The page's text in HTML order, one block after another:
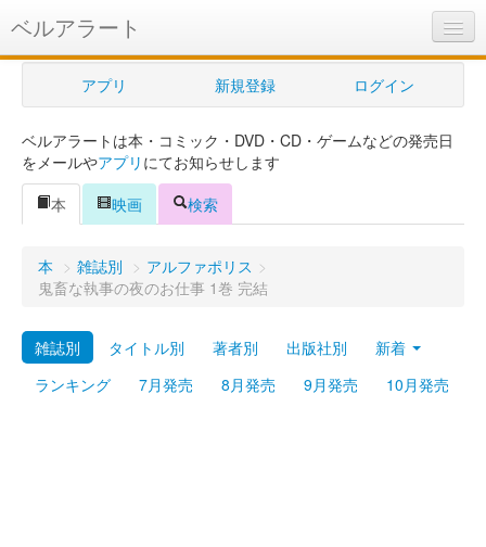
ベルアラート
ベルアラートとは
ヘルプ
新規登録
ログイン
購入管理
Myシェルフ
プレミアム
アプリ 新規登録 ログイン
ベルアラートは本・コミック・DVD・CD・ゲームなどの発売日
をメールやアプリ にてお知らせします
本
映画 検索
本 > 雑誌別 > アルファポリス >
鬼畜な執事の夜のお仕事 1巻 完結
雑誌別 タイトル別 著者別 出版社別
新着
ランキング
7月発売 8月発売 9月発売 10月発売